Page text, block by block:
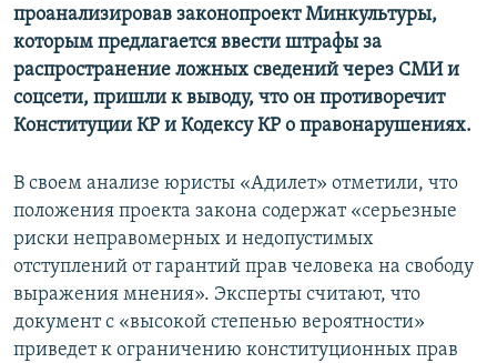
проанализировав законопроект Минкультуры,
которым предлагается ввести штрафы за
распространение ложных сведений через СМИ и
соцсети, пришли к выводу, что он противоречит
Конституции КР и Кодексу КР о правонарушениях.
В своем анализе юристы «Адилет» отметили, что
положения проекта закона содержат «серьезные
риски неправомерных и недопустимых
отступлений от гарантий прав человека на свободу
выражения мнения». Эксперты считают, что
документ с «высокой степенью вероятности»
приведет к ограничению конституционных прав